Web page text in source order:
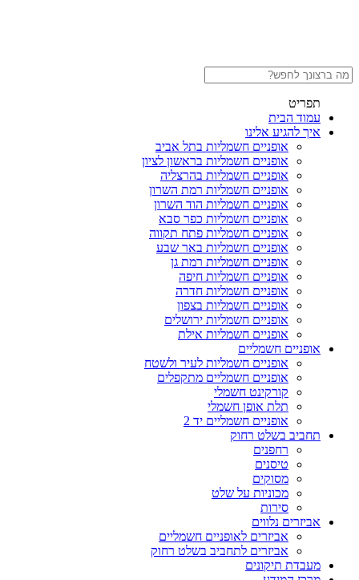
תפריט
עמוד הבית
איך להגיע אלינו
אופניים חשמליות בתל אביב
אופניים חשמליות בראשון לציון
אופניים חשמליות בהרצליה
אופניים חשמליות רמת השרון
אופניים חשמליות הוד השרון
אופניים חשמליות כפר סבא
אופניים חשמליות פתח תקווה
אופניים חשמליות באר שבע
אופניים חשמליות רמת גן
אופניים חשמליות חיפה
אופניים חשמליות חדרה
אופניים חשמליות בצפון
אופניים חשמליות ירושלים
אופניים חשמליות אילת
אופניים חשמליים
אופניים חשמליות לעיר ולשטח
אופניים חשמליים מתקפלים
קורקינט חשמלי
תלת אופן חשמלי
אופניים חשמליים יד 2
תחביב בשלט רחוק
רחפנים
טיסנים
מסוקים
מכוניות על שלט
סירות
אביזרים נלווים
אביזרים לאופניים חשמליים
אביזרים לתחביב בשלט רחוק
מעבדת תיקונים